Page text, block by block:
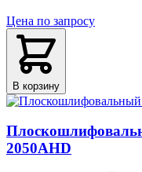
Цена по запросу
В корзину
2050AHD